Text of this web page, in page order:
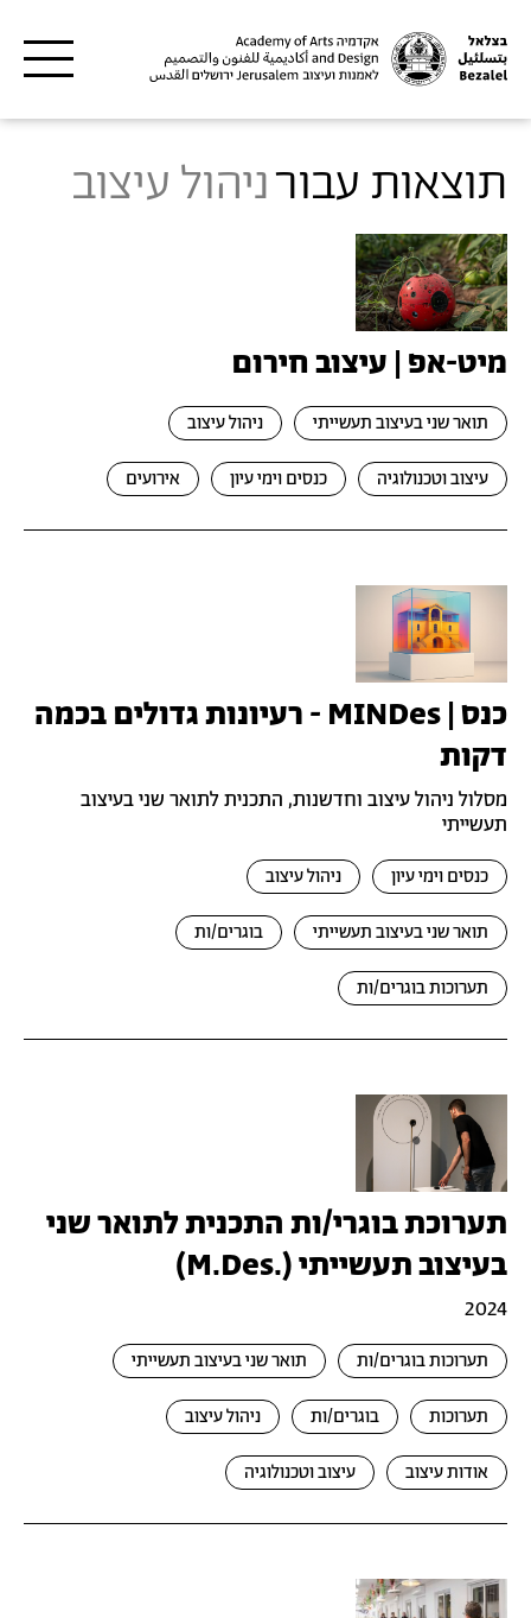
תוצאות עבורניהול עיצוב
מיט-אפ | עיצוב חירום
תואר שני בעיצוב תעשייתי ניהול עיצוב
עיצוב וטכנולוגיה כנסים וימי עיון אירועים
כנס | MINDes - רעיונות גדולים בכמה
דקות
מסלול ניהול עיצוב וחדשנות, התכנית לתואר שני בעיצוב
תעשייתי
כנסים וימי עיון ניהול עיצוב
תואר שני בעיצוב תעשייתי בוגרים/ות
תערוכות בוגרים/ות
תערוכת בוגרי/ות התכנית לתואר שני
בעיצוב תעשייתי (.M.Des)
2024
תערוכות בוגרים/ות תואר שני בעיצוב תעשייתי
תערוכות בוגרים/ות ניהול עיצוב
אודות עיצוב עיצוב וטכנולוגיה